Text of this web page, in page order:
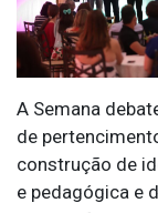
A Semana
de
construção de
e pedagógica e